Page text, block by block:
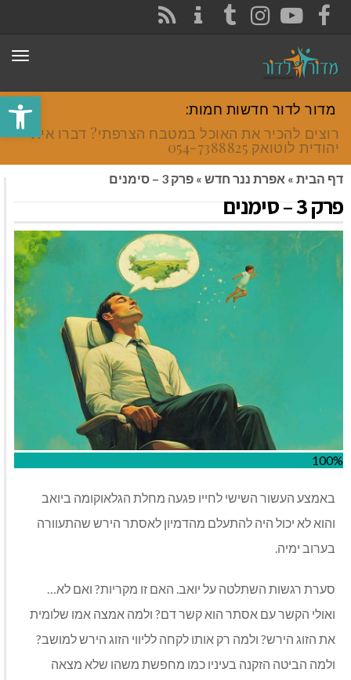
פתח
FACEBOOK
YOUTUBE
INSTAGRAM
TUMBLR
מדור לדור חדשות חמות:
רוצים להכיר את האוכל במטבח הצרפתי? דברו איתי
יהודית לוטואק 054-7388825.
דף הבית » אפרת ננר חדש » פרק 3 – סימנים
פרק 3 – סימנים
100%
באמצע העשור השישי לחייו פגעה מחלת הגלאוקומה ביואב
והוא לא יכול היה להתעלם מהדמיון לאסתר הירש שהתעוורה
בערוב ימיה.
סערת רגשות השתלטה על יואב. האם זו מקריות? ואם לא…
ואולי הקשר עם אסתר הוא קשר דם? ולמה אמצה אמו שלומית
את הזוג הירש? ולמה רק אותו לקחה לליווי הזוג הירש למושב?
ולמה הביטה הזקנה בעיניו כמו מחפשת משהו שלא מצאה